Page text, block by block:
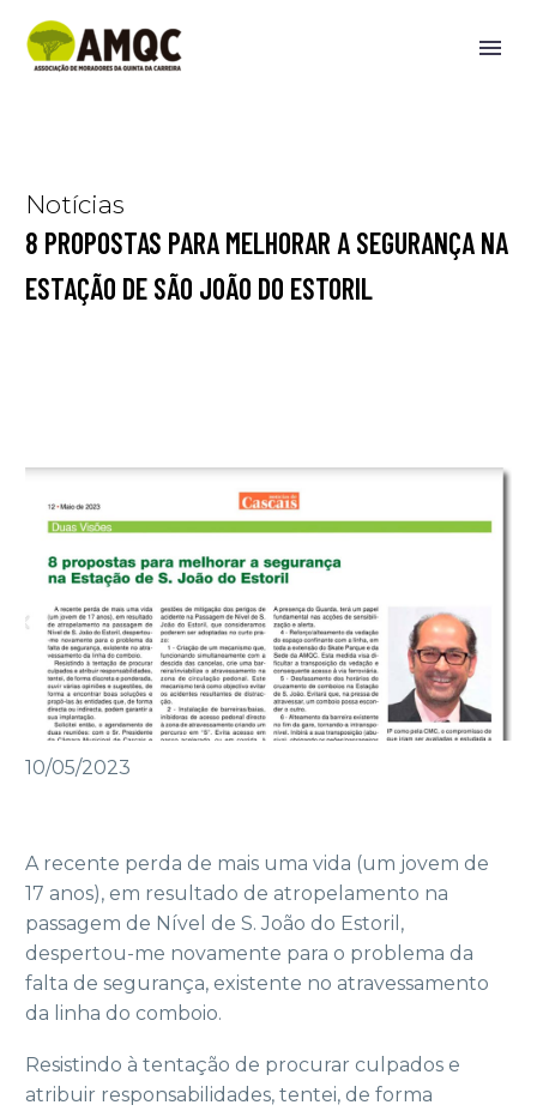
Notícias
8 PROPOSTAS PARA MELHORAR A SEGURANÇA NA
ESTAÇÃO DE SÃO JOÃO DO ESTORIL
Home
10/05/2023
A recente perda de mais uma vida (um jovem de
17 anos), em resultado de atropelamento na
passagem de Nível de S. João do Estoril,
despertou-me novamente para o problema da
falta de segurança, existente no atravessamento
da linha do comboio.
Resistindo à tentação de procurar culpados e
atribuir responsabilidades, tentei, de forma